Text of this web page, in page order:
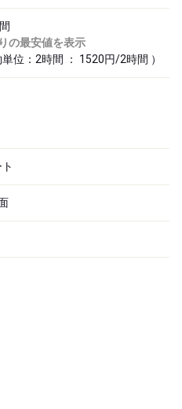
の最安値を表示
単位：2時間 ： 1520円/2時間 ）